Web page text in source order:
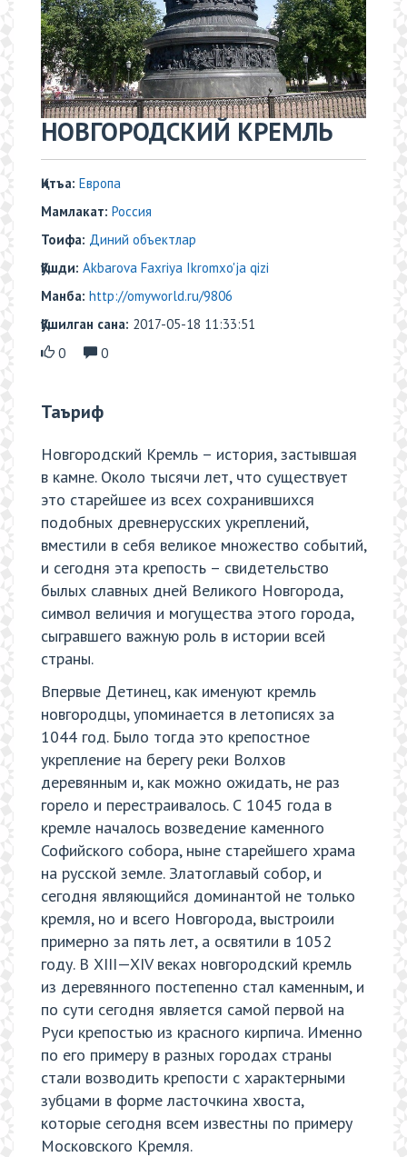
НОВГОРОДСКИЙ КРЕМЛЬ
Қитъа: Европа
Мамлакат: Россия
Тоифа: Диний объектлар
Қўшди: Akbarova Faxriya Ikromxo'ja qizi
Манба: http://omyworld.ru/9806
Қўшилган сана: 2017-05-18 11:33:51
0
0
Таъриф
Новгородский Кремль – история, застывшая
в камне. Около тысячи лет, что существует
это старейшее из всех сохранившихся
подобных древнерусских укреплений,
вместили в себя великое множество событий,
и сегодня эта крепость – свидетельство
былых славных дней Великого Новгорода,
символ величия и могущества этого города,
сыгравшего важную роль в истории всей
страны.
Впервые Детинец, как именуют кремль
новгородцы, упоминается в летописях за
1044 год. Было тогда это крепостное
укрепление на берегу реки Волхов
деревянным и, как можно ожидать, не раз
горело и перестраивалось. С 1045 года в
кремле началось возведение каменного
Софийского собора, ныне старейшего храма
на русской земле. Златоглавый собор, и
сегодня являющийся доминантой не только
кремля, но и всего Новгорода, выстроили
примерно за пять лет, а освятили в 1052
году. В XIII—XIV веках новгородский кремль
из деревянного постепенно стал каменным, и
по сути сегодня является самой первой на
Руси крепостью из красного кирпича. Именно
по его примеру в разных городах страны
стали возводить крепости с характерными
зубцами в форме ласточкина хвоста,
которые сегодня всем известны по примеру
Московского Кремля.